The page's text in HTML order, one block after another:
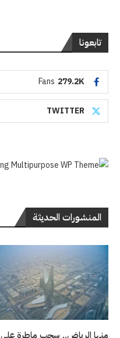
تابعونا
279.2K
Fans
TWITTER
المنشورات الحديثة
منها الرياض.. سحب ماطرة على